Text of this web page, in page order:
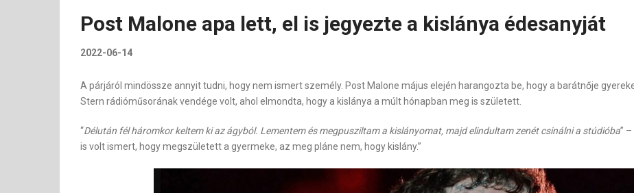
Post Malone apa lett, el is jegyezte a kislánya édesanyját
2022-06-14
A párjáról mindössze annyit tudni, hogy nem ismert személy. Post Malone május elején harangozta be, hogy a barátnője
Stern rádióműsorának vendége volt, ahol elmondta, hogy a kislánya a múlt hónapban meg is született.
“Délután fél háromkor keltem ki az ágyból. Lementem és megpusziltam a kislányomat, majd elindultam zenét csinálni a stúdióba”
is volt ismert, hogy megszületett a gyermeke, az meg pláne nem, hogy kislány.”